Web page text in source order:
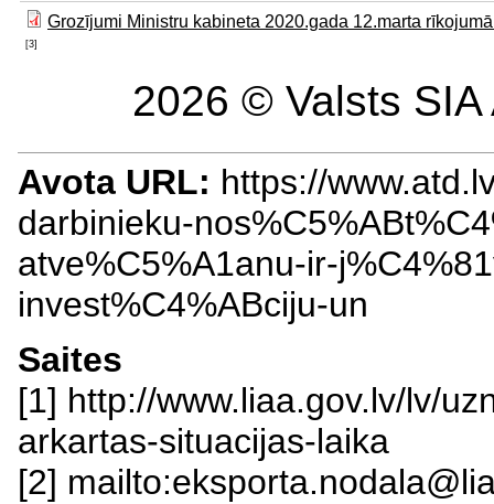
Grozījumi Ministru kabineta 2020.gada 12.marta
[3]
2026 © Valsts
Avota URL: https://
darbinieku-
atve%C5%A1anu-ir-
invest%C4%ABciju-un
Saites
[1] http://www.liaa.gov.lv/lv/
arkartas-situacijas-laika
[2]